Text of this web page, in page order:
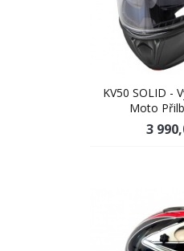
KV50 SOLID -
Moto
3